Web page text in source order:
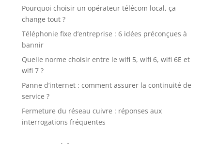
Pourquoi choisir un opérateur télécom local, ça
change tout ?
Téléphonie fixe d’entreprise : 6 idées préconçues à
bannir
Quelle norme choisir entre le wifi 5, wifi 6, wifi 6E et
wifi 7 ?
Panne d’internet : comment assurer la continuité de
service ?
Fermeture du réseau cuivre : réponses aux
interrogations fréquentes